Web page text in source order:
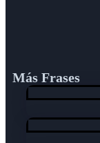
Más Frases